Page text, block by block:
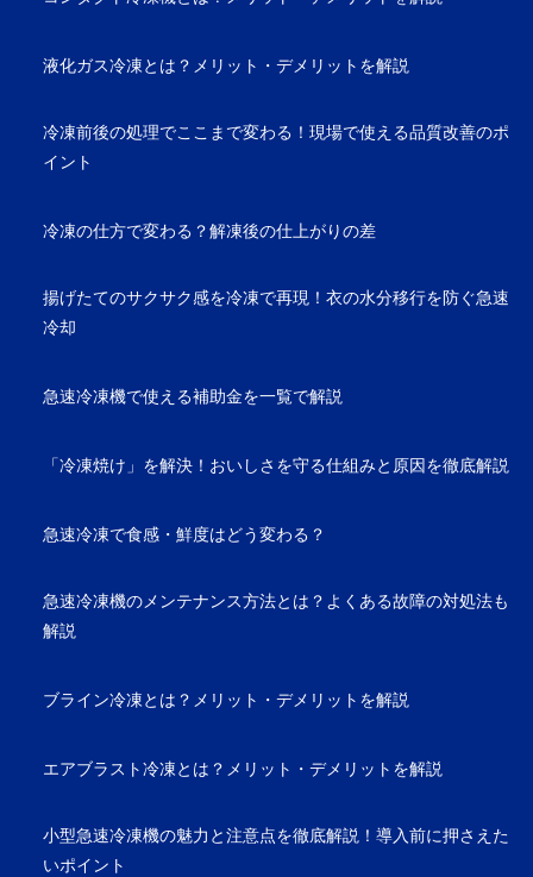
液化ガス冷凍とは？メリット・デメリットを解説
冷凍前後の処理でここまで変わる！現場で使える品質改善のポ
イント
冷凍の仕方で変わる？解凍後の仕上がりの差
揚げたてのサクサク感を冷凍で再現！衣の水分移行を防ぐ急速
冷却
急速冷凍機で使える補助金を一覧で解説
「冷凍焼け」を解決！おいしさを守る仕組みと原因を徹底解説
急速冷凍で食感・鮮度はどう変わる？
急速冷凍機のメンテナンス方法とは？よくある故障の対処法も
解説
ブライン冷凍とは？メリット・デメリットを解説
エアブラスト冷凍とは？メリット・デメリットを解説
小型急速冷凍機の魅力と注意点を徹底解説！導入前に押さえた
いポイント